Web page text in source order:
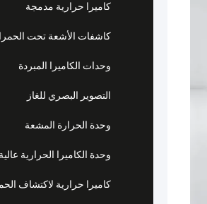
كاميرا حرارية مدمجة
كاشفات الأشعة تحت
وحدات الكاميرا المبردة
التصوير البصري للغاز
وحدة الحرارة المشعة
وحدة الكاميرا الحرارية
كاميرا حرارية لاكتشاف